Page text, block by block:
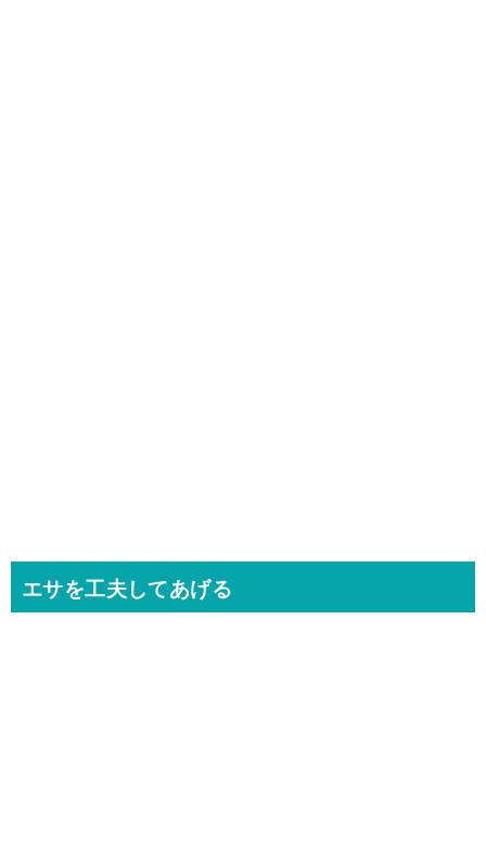
エサを工夫してあげる